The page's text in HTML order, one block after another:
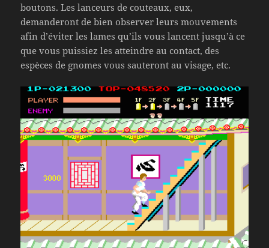
boutons. Les lanceurs de couteaux, eux,
demanderont de bien observer leurs mouvements
afin d’éviter les lames qu’ils vous lancent jusqu’à ce
que vous puissiez les atteindre au contact, des
espèces de gnomes vous sauteront au visage, etc.